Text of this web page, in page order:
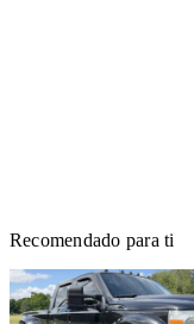
Recomendado para ti